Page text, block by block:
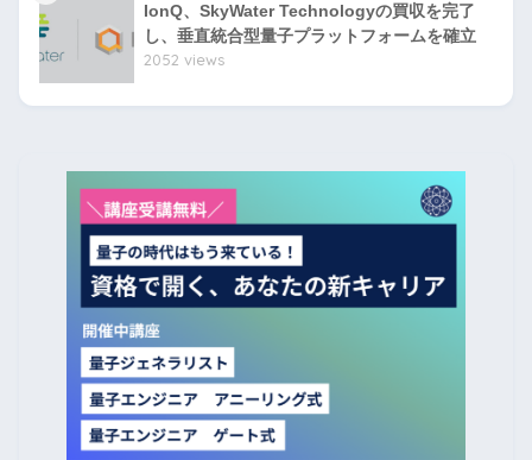
IonQ、SkyWater Technologyの買収を完了
し、垂直統合型量子プラットフォームを確立
2052 views